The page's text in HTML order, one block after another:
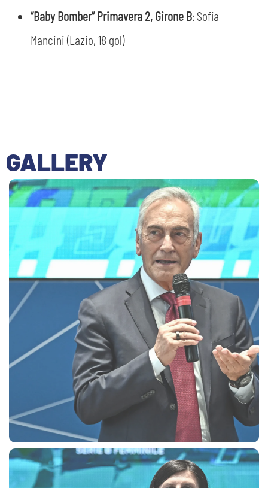
CERCA
“Baby Bomber” Primavera 2, Girone B: Sofia
Mancini (Lazio, 18 gol)
GALLERY